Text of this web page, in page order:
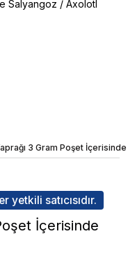
Salyangoz / Axolotl
3 Gram Poşet
yetkili satıcısıdır.
İçerisinde